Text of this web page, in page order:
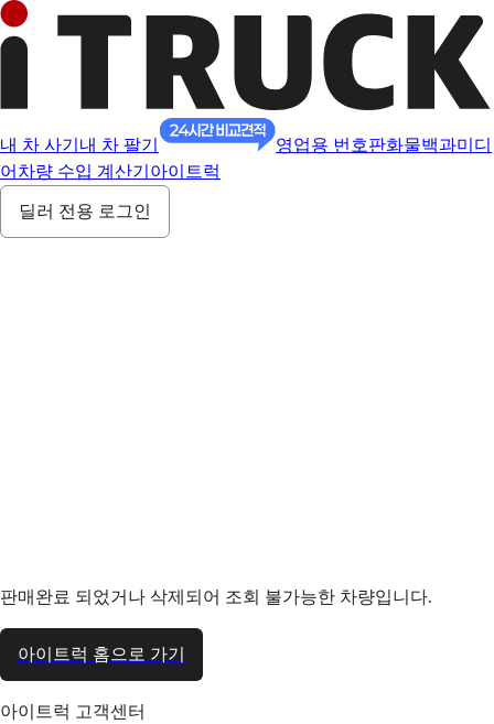
내 차 사기 내 차 팔기 영업용 번호판화물백과미디
어 차량 수입 계산기 아이트럭
딜러 전용 로그인
판매완료 되었거나 삭제되어 조회 불가능한 차량입니다.
아이트럭 홈으로 가기
아이트럭 고객센터